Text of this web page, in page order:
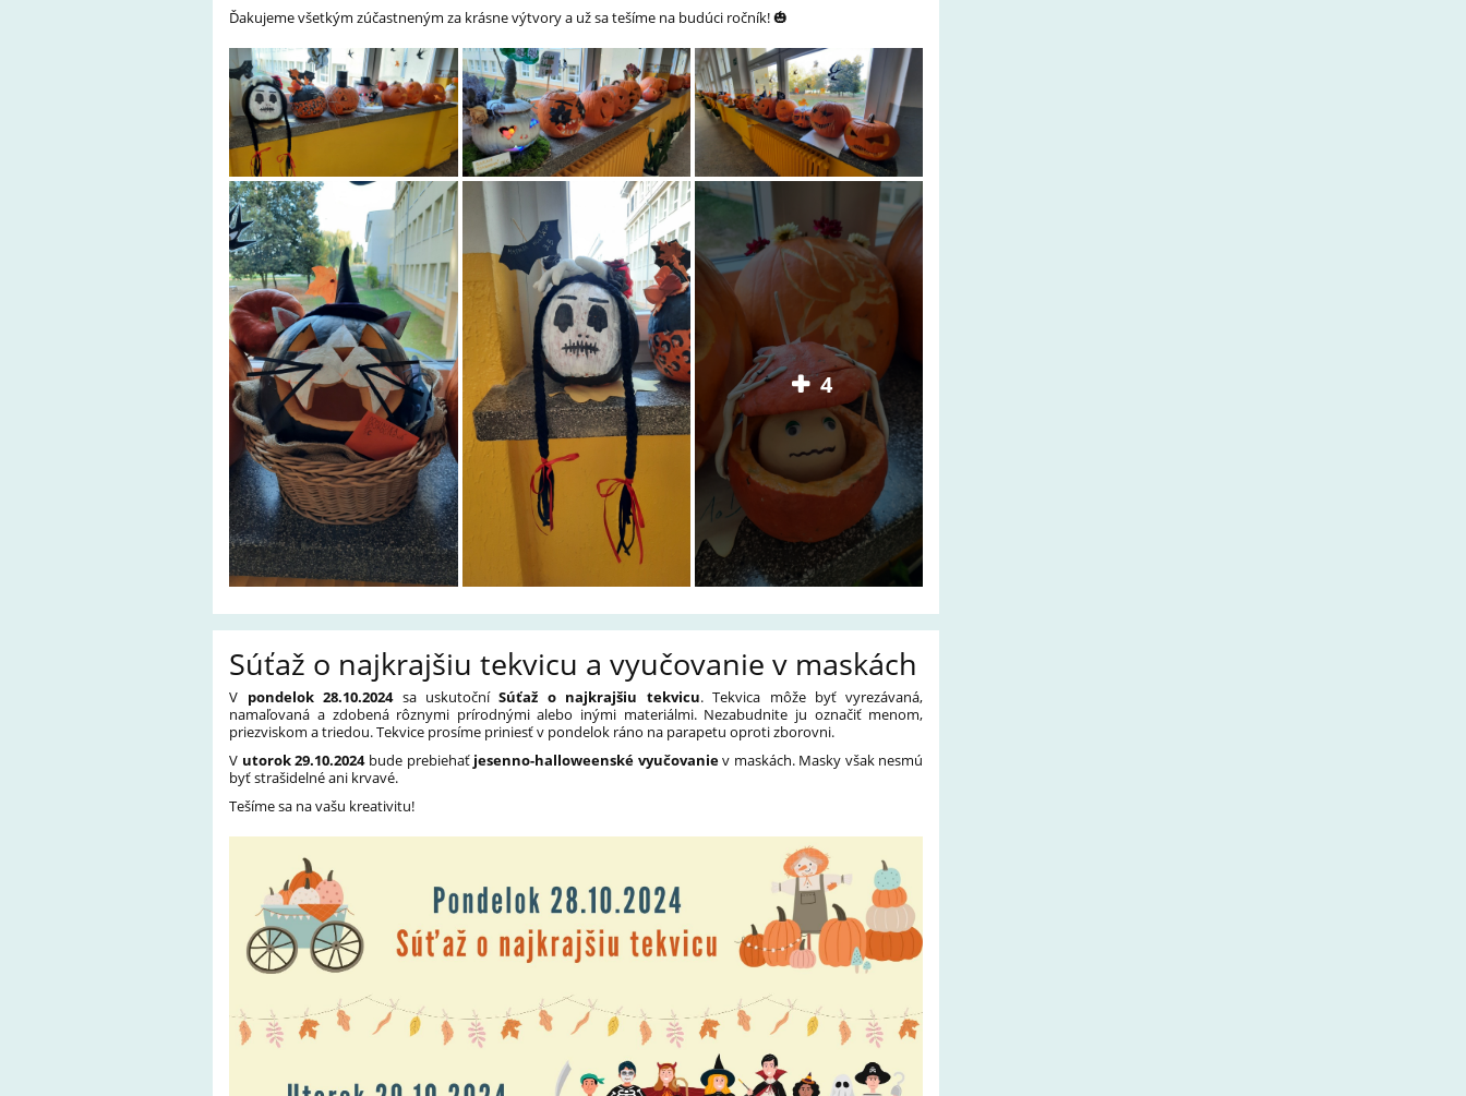
Ďakujeme všetkým zúčastneným za krásne výtvory a už sa tešíme na budúci ročník! 🎃
4
Súťaž o najkrajšiu tekvicu a vyučovanie v maskách
V pondelok 28.10.2024sa uskutočníSúťaž o najkrajšiu tekvicu. Tekvica môže byť vyrezávaná,
namaľovaná a zdobená rôznymi prírodnými alebo inými materiálmi. Nezabudnite ju označiť menom,
priezviskom a triedou. Tekvice prosíme priniesť v pondelok ráno na parapetu oproti zborovni.
V utorok 29.10.2024bude prebiehať jesenno-halloweenské vyučovaniev maskách. Masky však nesmú
byť strašidelné ani krvavé.
Tešíme sa na vašu kreativitu!